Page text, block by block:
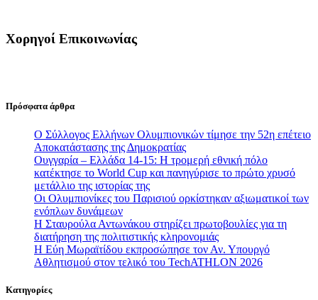
Χορηγοί Επικοινωνίας
Πρόσφατα άρθρα
Ο Σύλλογος Ελλήνων Ολυμπιονικών τίμησε την 52η επέτειο
Αποκατάστασης της Δημοκρατίας
Ουγγαρία – Ελλάδα 14-15: Η τρομερή εθνική πόλο
κατέκτησε το World Cup και πανηγύρισε το πρώτο χρυσό
μετάλλιο της ιστορίας της
Οι Ολυμπιονίκες του Παρισιού ορκίστηκαν αξιωματικοί των
ενόπλων δυνάμεων
Η Σταυρούλα Αντωνάκου στηρίζει πρωτοβουλίες για τη
διατήρηση της πολιτιστικής κληρονομιάς
Η Εύη Μωραϊτίδου εκπροσώπησε τον Αν. Υπουργό
Αθλητισμού στον τελικό του TechATHLON 2026
Κατηγορίες